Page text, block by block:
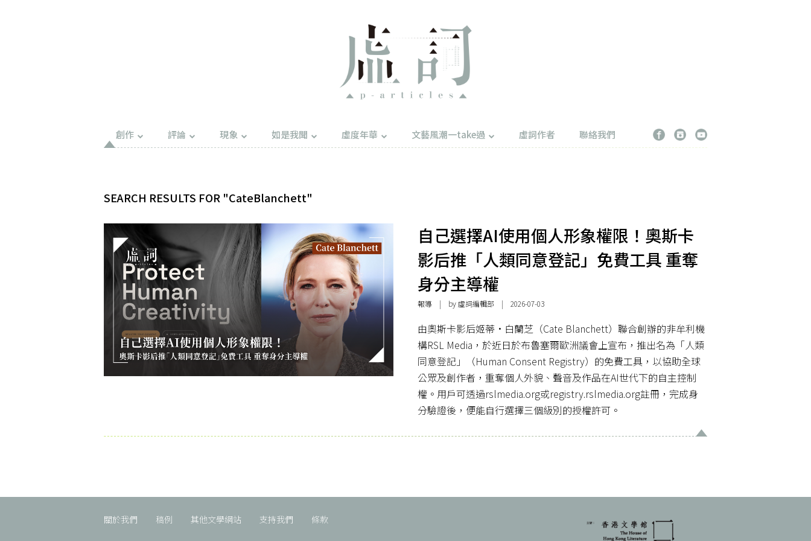
創作 評論 現象 如是我聞 虛度年華 文藝風潮一take過 虛詞作者 聯絡我們
SEARCH RESULTS FOR "CateBlanchett"
自己選擇AI使用個人形象權限！奧斯卡
影后推「人類同意登記」免費工具 重奪
身分主導權
報導 | by 虛詞編輯部 | 2026-07-03
由奧斯卡影后姬蒂·白蘭芝（Cate Blanchett）聯合創辦的非牟利機
構RSL Media，於近日於布魯塞爾歐洲議會上宣布，推出名為「人類
同意登記」（Human Consent Registry）的免費工具，以協助全球
公眾及創作者，重奪個人外貌、聲音及作品在AI世代下的自主控制
權。用戶可透過rslmedia.org或registry.rslmedia.org註冊，完成身
分驗證後，便能自行選擇三個級別的授權許可。
關於我們 稿例 其他文學網站 支持我們 條款